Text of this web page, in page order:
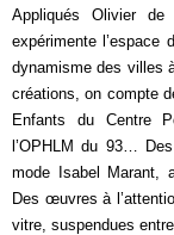
Appliqués Olivier
expérimente l’espace
dynamisme des villes
créations, on compte
Enfants du Centre
l’OPHLM du 93…
mode Isabel Marant,
Des œuvres à
vitre, suspendues entre